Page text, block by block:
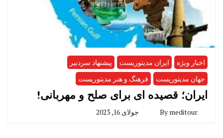
اخبار ویژه ایران مدیتوریست
پیشنهاد سردبیر
جهان مدیتوریست
فرهنگ و هنر مدیتوریست
ایران؛ قصیده ای برای صلح و مهربانی!
By meditour جولای 16, 2023